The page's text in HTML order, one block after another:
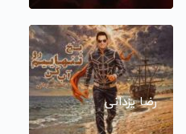
رضا یزدانی